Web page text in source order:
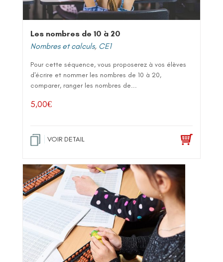
Les nombres de 10 à 20
Nombres et calculs, CE1
Pour cette séquence, vous proposerez à vos élèves
d'écrire et nommer les nombres de 10 à 20,
comparer, ranger les nombres de...
5,00€
VOIR DETAIL